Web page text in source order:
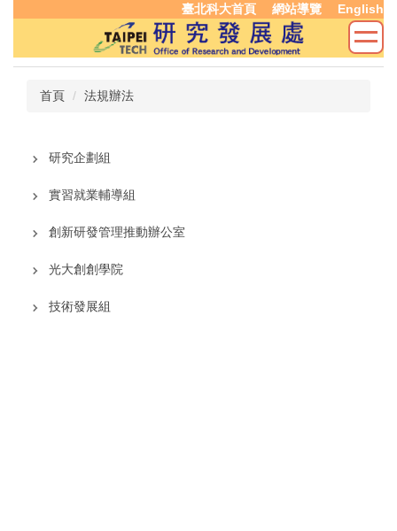
要
臺北科大首頁 網站導覽 English
首頁 法規辦法
研究企劃組
實習就業輔導組
創新研發管理推動辦公室
光大創創學院
技術發展組